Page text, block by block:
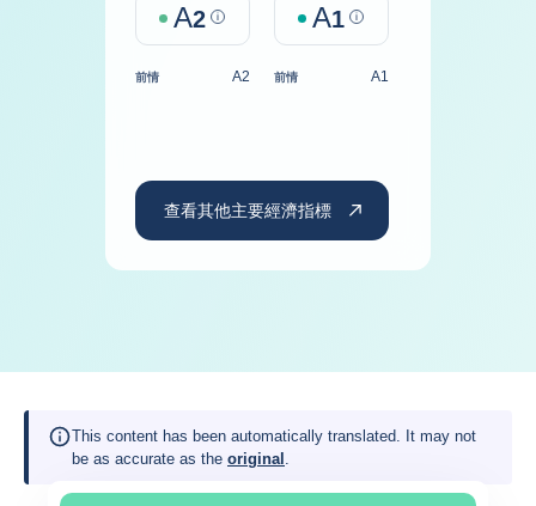
A2 Help A1 Help
前情 A2 前情 A1
查看其他主要經濟指標
This content has been automatically translated. It may not
be as accurate as the original .